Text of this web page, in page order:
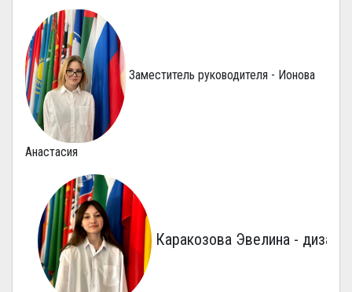
Заместитель руководителя - Ионова
Анастасия
Каракозова Эвелина - дизайнер